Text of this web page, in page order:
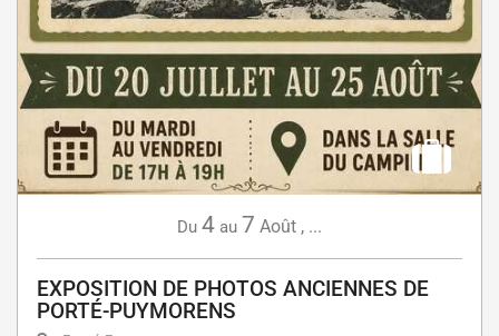
Du 4 au 7 Août , ...
EXPOSITION DE PHOTOS ANCIENNES DE
PORTÉ-PUYMORENS